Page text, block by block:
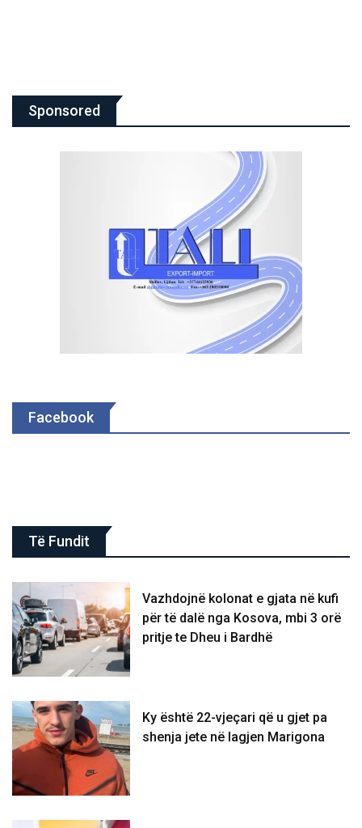
Sponsored
Facebook
Të Fundit
Vazhdojnë kolonat e gjata në kufi
për të dalë nga Kosova, mbi 3 orë
pritje te Dheu i Bardhë
Ky është 22-vjeçari që u gjet pa
shenja jete në lagjen Marigona